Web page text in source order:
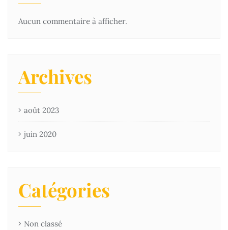
Aucun commentaire à afficher.
Archives
août 2023
juin 2020
Catégories
Non classé